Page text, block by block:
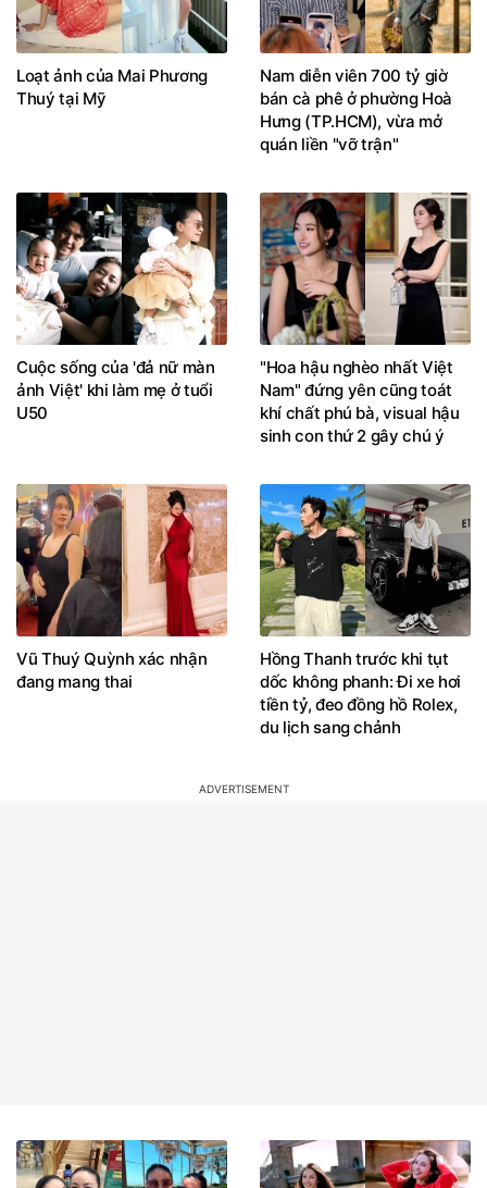
Loạt ảnh của Mai Phương
Thuý tại Mỹ
Nam diễn viên 700 tỷ giờ
bán cà phê ở phường Hoà
Hưng (TP.HCM), vừa mở
quán liền "vỡ trận"
Cuộc sống của 'đả nữ màn
ảnh Việt' khi làm mẹ ở tuổi
U50
"Hoa hậu nghèo nhất Việt
Nam" đứng yên cũng toát
khí chất phú bà, visual hậu
sinh con thứ 2 gây chú ý
Vũ Thuý Quỳnh xác nhận
đang mang thai
Hồng Thanh trước khi tụt
dốc không phanh: Đi xe hơi
tiền tỷ, đeo đồng hồ Rolex,
du lịch sang chảnh